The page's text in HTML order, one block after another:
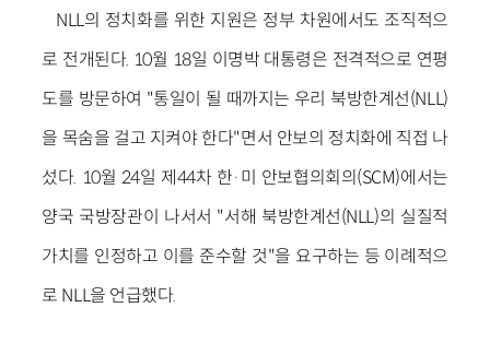
NLL의 정치화를 위한 지원은 정부 차원에서도 조직적으
로 전개된다. 10월 18일 이명박 대통령은 전격적으로 연평
도를 방문하여 "통일이 될 때까지는 우리 북방한계선(NLL)
을 목숨을 걸고 지켜야 한다"면서 안보의 정치화에 직접 나
섰다. 10월 24일 제44차 한·미 안보협의회의(SCM)에서는
양국 국방장관이 나서서 "서해 북방한계선(NLL)의 실질적
가치를 인정하고 이를 준수할 것"을 요구하는 등 이례적으
로 NLL을 언급했다.